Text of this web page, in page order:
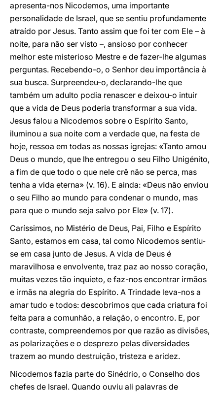
apresenta-nos Nicodemos, uma importante
personalidade de Israel, que se sentiu profundamente
atraído por Jesus. Tanto assim que foi ter com Ele – à
noite, para não ser visto –, ansioso por conhecer
melhor este misterioso Mestre e de fazer-lhe algumas
perguntas. Recebendo-o, o Senhor deu importância à
sua busca. Surpreendeu-o, declarando-lhe que
também um adulto podia renascer e deixou-o intuir
que a vida de Deus poderia transformar a sua vida.
Jesus falou a Nicodemos sobre o Espírito Santo,
iluminou a sua noite com a verdade que, na festa de
hoje, ressoa em todas as nossas igrejas: «Tanto amou
Deus o mundo, que lhe entregou o seu Filho Unigénito,
a fim de que todo o que nele crê não se perca, mas
tenha a vida eterna» (v. 16). E ainda: «Deus não enviou
o seu Filho ao mundo para condenar o mundo, mas
para que o mundo seja salvo por Ele» (v. 17).
Caríssimos, no Mistério de Deus, Pai, Filho e Espírito
Santo, estamos em casa, tal como Nicodemos sentiu-
se em casa junto de Jesus. A vida de Deus é
maravilhosa e envolvente, traz paz ao nosso coração,
muitas vezes tão inquieto, e faz-nos encontrar irmãos
e irmãs na alegria do Espírito. A Trindade leva-nos a
amar tudo e todos: descobrimos que cada criatura foi
feita para a comunhão, a relação, o encontro. E, por
contraste, compreendemos por que razão as divisões,
as polarizações e o desprezo pelas diversidades
trazem ao mundo destruição, tristeza e aridez.
Nicodemos fazia parte do Sinédrio, o Conselho dos
chefes de Israel. Quando ouviu ali palavras de